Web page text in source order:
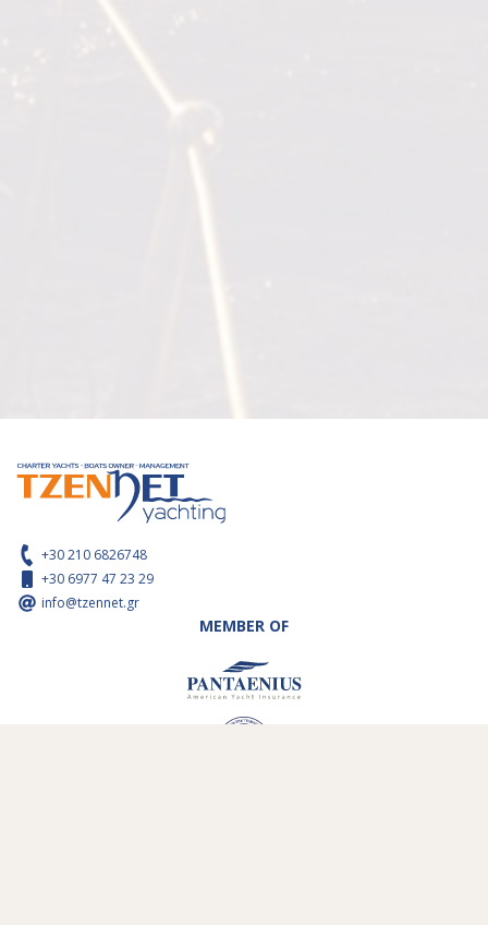
+30 210 6826748
+30 6977 47 23 29
info@tzennet.gr
MEMBER OF